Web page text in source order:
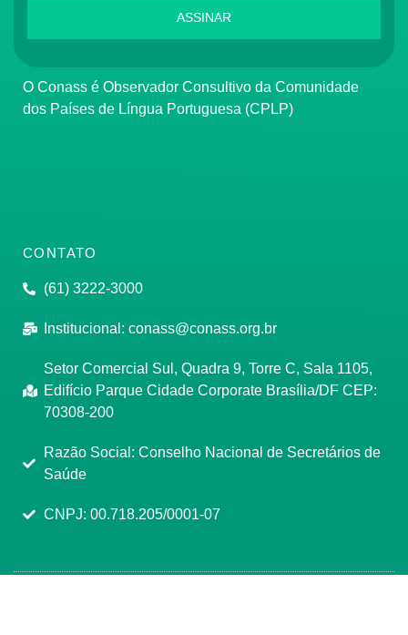
ASSINAR
O Conass é Observador Consultivo da Comunidade
dos Países de Língua Portuguesa (CPLP)
CONTATO
(61) 3222-3000
Institucional: conass@conass.org.br
Setor Comercial Sul, Quadra 9, Torre C, Sala 1105,
Edifício Parque Cidade Corporate Brasília/DF CEP:
70308-200
Razão Social: Conselho Nacional de Secretários de
Saúde
CNPJ: 00.718.205/0001-07